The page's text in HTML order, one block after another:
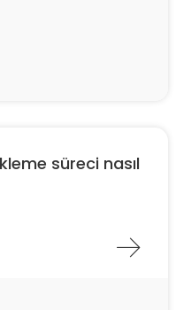
süreci nasıl